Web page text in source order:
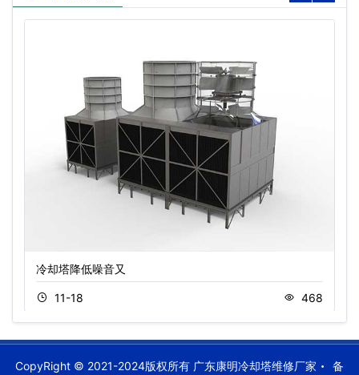
冷却塔降低噪音又
11-18 468
CopyRight © 2021-2024版权所有 广东康明冷却塔维修厂家 备